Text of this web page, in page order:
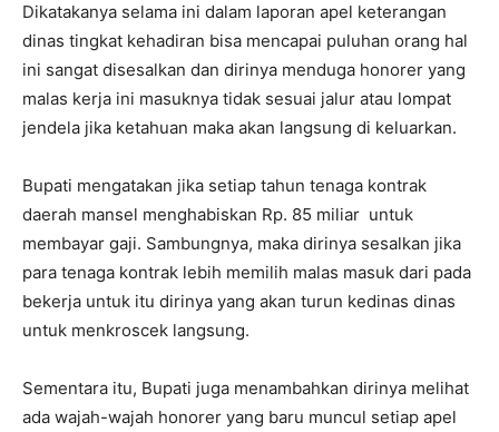
Dikatakanya selama ini dalam laporan apel keterangan
dinas tingkat kehadiran bisa mencapai puluhan orang hal
ini sangat disesalkan dan dirinya menduga honorer yang
malas kerja ini masuknya tidak sesuai jalur atau lompat
jendela jika ketahuan maka akan langsung di keluarkan.
Bupati mengatakan jika setiap tahun tenaga kontrak
daerah mansel menghabiskan Rp. 85 miliar untuk
membayar gaji. Sambungnya, maka dirinya sesalkan jika
para tenaga kontrak lebih memilih malas masuk dari pada
bekerja untuk itu dirinya yang akan turun kedinas dinas
untuk menkroscek langsung.
Sementara itu, Bupati juga menambahkan dirinya melihat
ada wajah-wajah honorer yang baru muncul setiap apel